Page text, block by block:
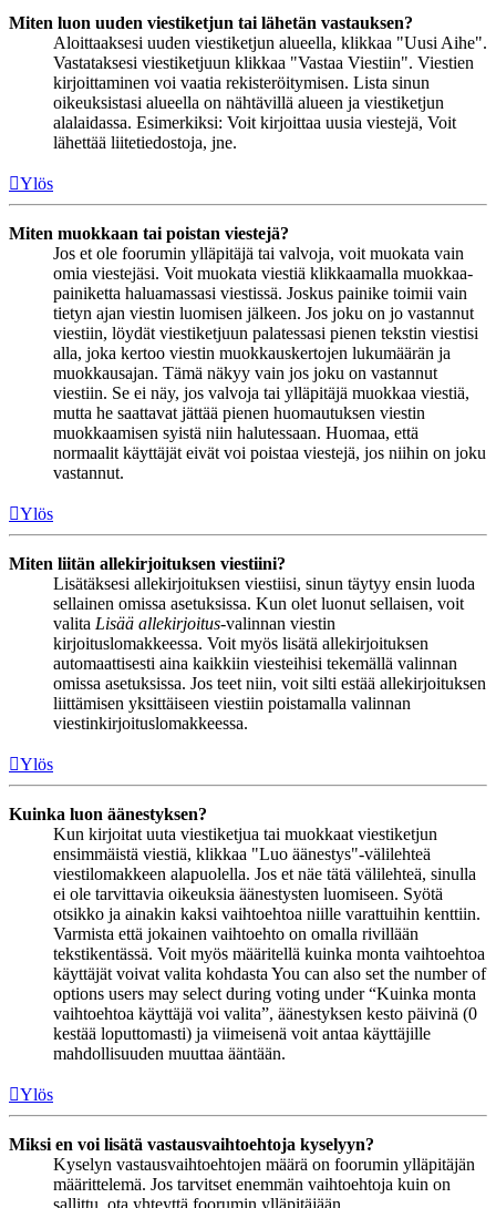
Miten luon uuden viestiketjun tai lähetän vastauksen?
Aloittaaksesi uuden viestiketjun alueella, klikkaa "Uusi Aihe".
Vastataksesi viestiketjuun klikkaa "Vastaa Viestiin". Viestien
kirjoittaminen voi vaatia rekisteröitymisen. Lista sinun
oikeuksistasi alueella on nähtävillä alueen ja viestiketjun
alalaidassa. Esimerkiksi: Voit kirjoittaa uusia viestejä, Voit
lähettää liitetiedostoja, jne.
Ylös
Miten muokkaan tai poistan viestejä?
Jos et ole foorumin ylläpitäjä tai valvoja, voit muokata vain
omia viestejäsi. Voit muokata viestiä klikkaamalla muokkaa-
painiketta haluamassasi viestissä. Joskus painike toimii vain
tietyn ajan viestin luomisen jälkeen. Jos joku on jo vastannut
viestiin, löydät viestiketjuun palatessasi pienen tekstin viestisi
alla, joka kertoo viestin muokkauskertojen lukumäärän ja
muokkausajan. Tämä näkyy vain jos joku on vastannut
viestiin. Se ei näy, jos valvoja tai ylläpitäjä muokkaa viestiä,
mutta he saattavat jättää pienen huomautuksen viestin
muokkaamisen syistä niin halutessaan. Huomaa, että
normaalit käyttäjät eivät voi poistaa viestejä, jos niihin on joku
vastannut.
Ylös
Miten liitän allekirjoituksen viestiini?
Lisätäksesi allekirjoituksen viestiisi, sinun täytyy ensin luoda
sellainen omissa asetuksissa. Kun olet luonut sellaisen, voit
valita Lisää allekirjoitus-valinnan viestin
kirjoituslomakkeessa. Voit myös lisätä allekirjoituksen
automaattisesti aina kaikkiin viesteihisi tekemällä valinnan
omissa asetuksissa. Jos teet niin, voit silti estää allekirjoituksen
liittämisen yksittäiseen viestiin poistamalla valinnan
viestinkirjoituslomakkeessa.
Ylös
Kuinka luon äänestyksen?
Kun kirjoitat uuta viestiketjua tai muokkaat viestiketjun
ensimmäistä viestiä, klikkaa "Luo äänestys"-välilehteä
viestilomakkeen alapuolella. Jos et näe tätä välilehteä, sinulla
ei ole tarvittavia oikeuksia äänestysten luomiseen. Syötä
otsikko ja ainakin kaksi vaihtoehtoa niille varattuihin kenttiin.
Varmista että jokainen vaihtoehto on omalla rivillään
tekstikentässä. Voit myös määritellä kuinka monta vaihtoehtoa
käyttäjät voivat valita kohdasta You can also set the number of
options users may select during voting under “Kuinka monta
vaihtoehtoa käyttäjä voi valita”, äänestyksen kesto päivinä (0
kestää loputtomasti) ja viimeisenä voit antaa käyttäjille
mahdollisuuden muuttaa ääntään.
Ylös
Miksi en voi lisätä vastausvaihtoehtoja kyselyyn?
Kyselyn vastausvaihtoehtojen määrä on foorumin ylläpitäjän
määrittelemä. Jos tarvitset enemmän vaihtoehtoja kuin on
sallittu, ota yhteyttä foorumin ylläpitäjään.